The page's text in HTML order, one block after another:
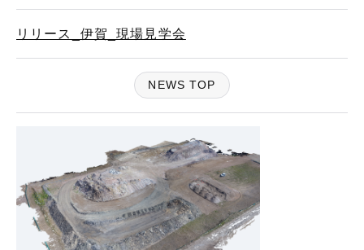
リリース_伊賀_現場見学会
NEWS TOP